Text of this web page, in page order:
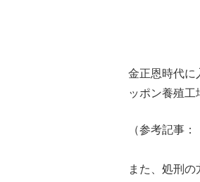
金正恩時代に
ッポン養殖工
（参考記事：
また、処刑